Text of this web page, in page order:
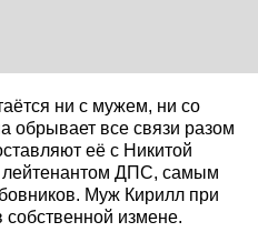
ни с мужем, ни со
все связи разом
её с Никитой
ДПС, самым
Муж Кирилл при
собственной измене.